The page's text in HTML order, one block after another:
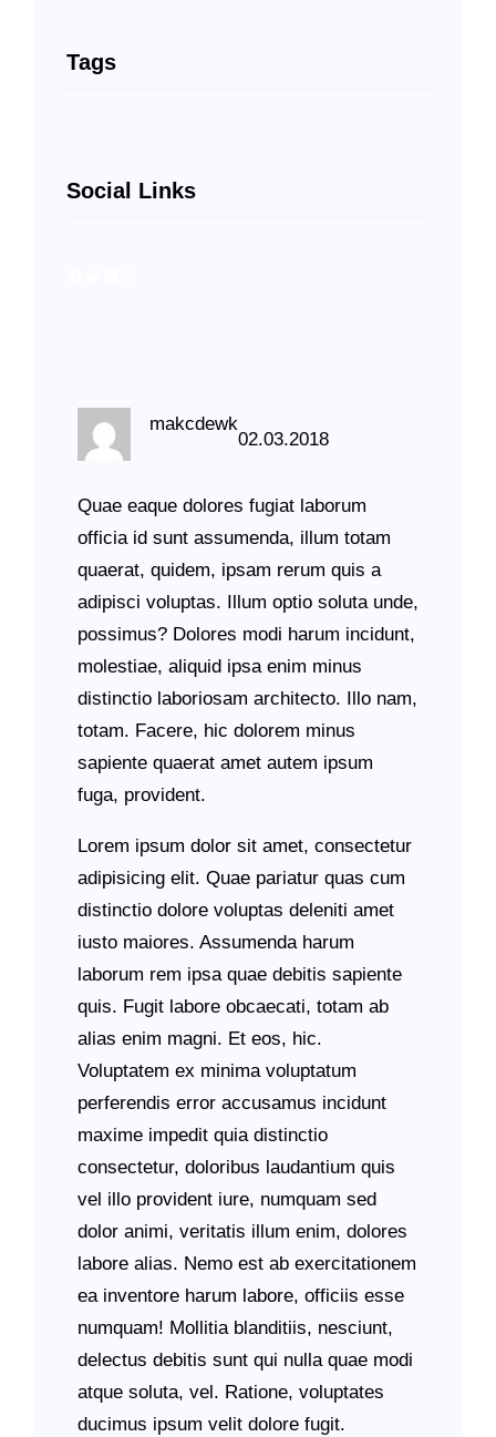
Tags
Social Links
makcdewk
02.03.2018
Quae eaque dolores fugiat laborum
officia id sunt assumenda, illum totam
quaerat, quidem, ipsam rerum quis a
adipisci voluptas. Illum optio soluta unde,
possimus? Dolores modi harum incidunt,
molestiae, aliquid ipsa enim minus
distinctio laboriosam architecto. Illo nam,
totam. Facere, hic dolorem minus
sapiente quaerat amet autem ipsum
fuga, provident.
Lorem ipsum dolor sit amet, consectetur
adipisicing elit. Quae pariatur quas cum
distinctio dolore voluptas deleniti amet
iusto maiores. Assumenda harum
laborum rem ipsa quae debitis sapiente
quis. Fugit labore obcaecati, totam ab
alias enim magni. Et eos, hic.
Voluptatem ex minima voluptatum
perferendis error accusamus incidunt
maxime impedit quia distinctio
consectetur, doloribus laudantium quis
vel illo provident iure, numquam sed
dolor animi, veritatis illum enim, dolores
labore alias. Nemo est ab exercitationem
ea inventore harum labore, officiis esse
numquam! Mollitia blanditiis, nesciunt,
delectus debitis sunt qui nulla quae modi
atque soluta, vel. Ratione, voluptates
ducimus ipsum velit dolore fugit.